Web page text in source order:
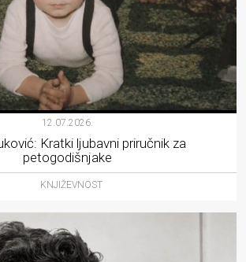
12.07.2026.
Kratki ljubavni priručnik za
petogodišnjake
KNJIŽEVNOST